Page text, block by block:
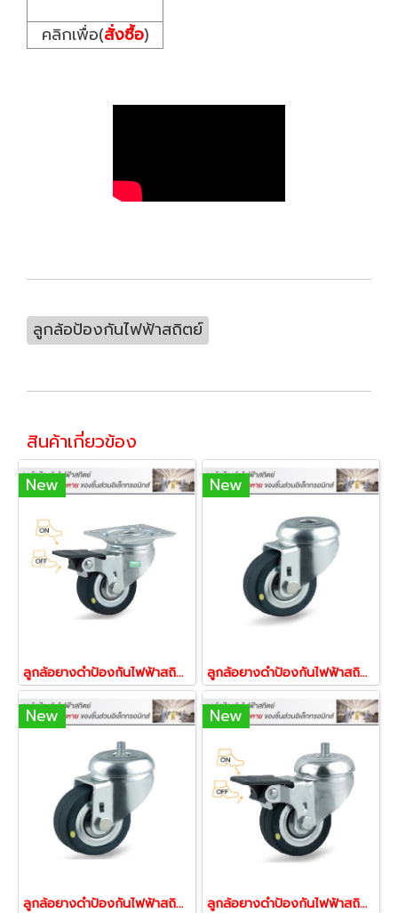
คลิกเพื่อ(สั่งซื้อ)
ลูกล้อป้องกันไฟฟ้าสถิตย์
สินค้าเกี่ยวข้อง
New
ลูกล้อยางดำป้องกันไฟฟ้าสถิตย์ ลูกล้อESD แป้นบรก ล้อสื่อไฟฟ้า ล้อลดไฟฟ้าสถิตย์ รับน้ำหนักได้ 40-150 กก.TENTE 17450,17467,17474,17481
New
ลูกล้อยางดำป้องกันไฟฟ้าสถิตย์ ลูกล้อESD รูหมุน ล้อสื่อไฟฟ้า ล้อลดไฟฟ้าสถิตย์ รับน้ำหนักได้ 40-150 กก.TENTE 17634,17641,17658,17665
New
ลูกล้อยางดำป้องกันไฟฟ้าสถิตย์ ลูกล้อESD สกรูหมุน ล้อสื่อไฟฟ้า ล้อลดไฟฟ้าสถิตย์ รับน้ำหนักได้ 40-150 กก.TENTE 17498,17504,17528,17542
New
ลูกล้อยางดำป้องกันไฟฟ้าสถิตย์ ลูกล้อESD ล้อสกรูเบรก ล้อสื่อไฟฟ้า ล้อconductive รับน้ำหนักได้ 40-150 กก.TENTE 17566,17573,17597,17610